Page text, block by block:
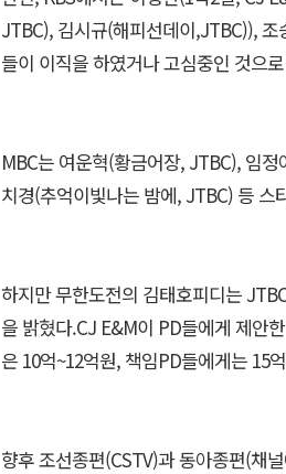
JTBC), 김시규(해피선데이,JTBC)),
들이 이직을 하였거나 고심중인 것으
MBC는 여운혁(황금어장, JTBC), 임
치경(추억이빛나는 밤에, JTBC) 등
하지만 무한도전의 김태호피디는
을 밝혔다.CJ E&M이 PD들에게 제안
은 10억~12억원, 책임PD들에게는 15
향후 조선종편(CSTV)과 동아종편(채